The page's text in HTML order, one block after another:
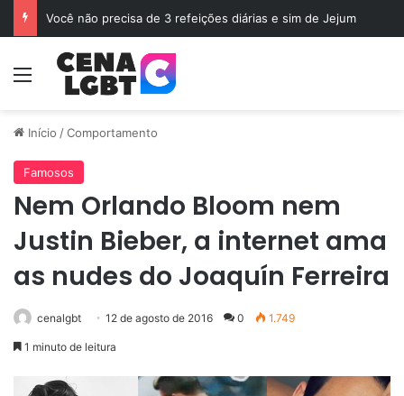
Você não precisa de 3 refeições diárias e sim de Jejum
Menu
Início /Comportamento
Famosos
Nem Orlando Bloom nem
Justin Bieber, a internet ama
as nudes do Joaquín Ferreira
cenalgbt 12 de agosto de 2016 0 1.749
1 minuto de leitura